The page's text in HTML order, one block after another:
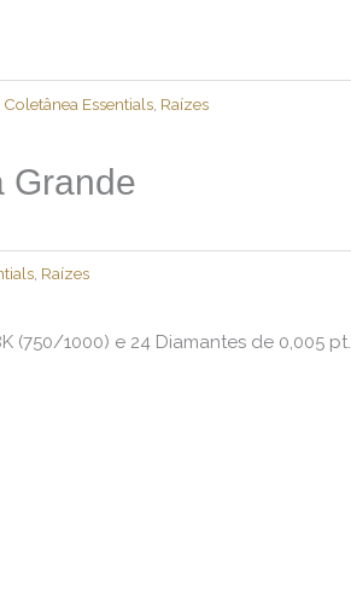
Coletânea Essentials Raízes
Grande
, Raízes
(750/1000) e 24 Diamantes de 0,005 pt.